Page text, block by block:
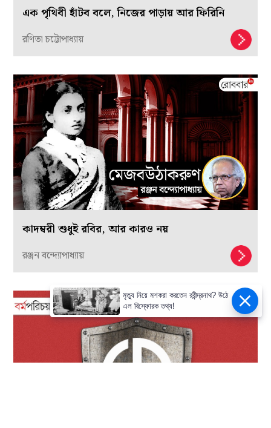
এক পৃথিবী হাঁটব বলে, নিজের পাড়ায় আর ফিরিনি
রণিতা চট্টোপাধ্যায়
কাদম্বরী শুধুই রবির, আর কারও নয়
রঞ্জন বন্দ্যোপাধ্যায়
মৃত্যু নিয়ে মশকরা করতেন রবীন্দ্রনাথ? উঠে
এল বিস্ফোরক তথ্য!